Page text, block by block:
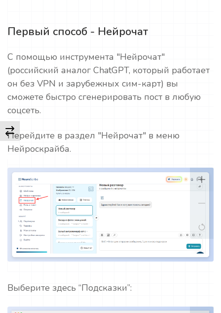
Первый способ - Нейрочат
С помощью инструмента "Нейрочат"
(российский аналог ChatGPT, который работает
он без VPN и зарубежных сим-карт) вы
сможете быстро сгенерировать пост в любую
соцсеть.
Перейдите в раздел "Нейрочат" в меню
Нейроскрайба.
Выберите здесь “Подсказки”: